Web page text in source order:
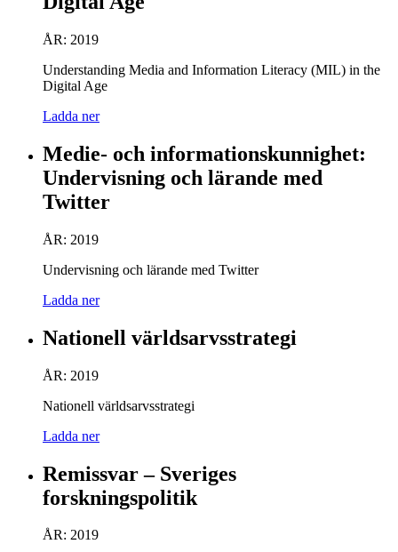
ÅR: 2019
Understanding Media and Information Literacy (MIL) in the
Digital Age
Ladda ner
Medie- och informationskunnighet:
Undervisning och lärande med
Twitter
ÅR: 2019
Undervisning och lärande med Twitter
Ladda ner
Nationell världsarvsstrategi
ÅR: 2019
Nationell världsarvsstrategi
Ladda ner
Remissvar – Sveriges
forskningspolitik
ÅR: 2019